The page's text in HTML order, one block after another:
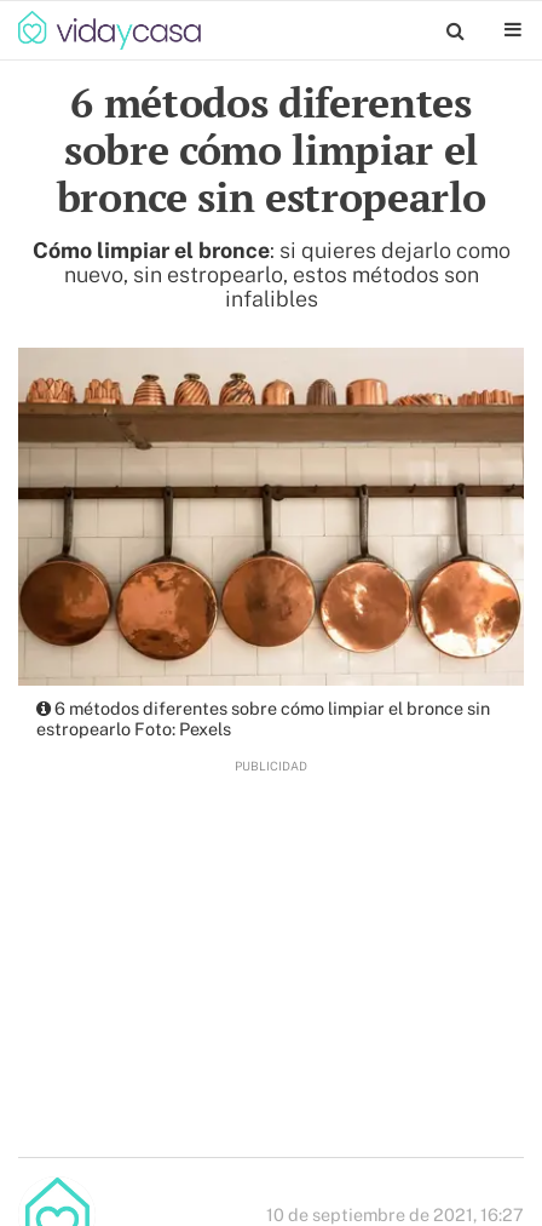
6 métodos diferentes
sobre cómo limpiar el
bronce sin estropearlo
Cómo limpiar el bronce: si quieres dejarlo como
nuevo, sin estropearlo, estos métodos son
infalibles
6 métodos diferentes sobre cómo limpiar el bronce sin
estropearlo Foto: Pexels
10 de septiembre de 2021, 16:27